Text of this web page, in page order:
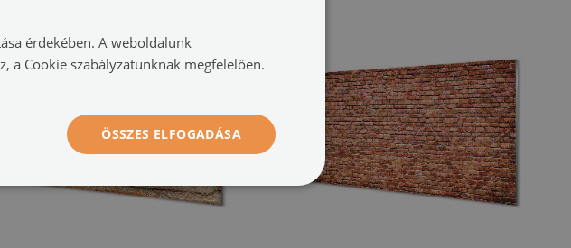
érdekében. A weboldalunk
a Cookie szabályzatunknak megfelelően.
ÖSSZES ELFOGADÁSA